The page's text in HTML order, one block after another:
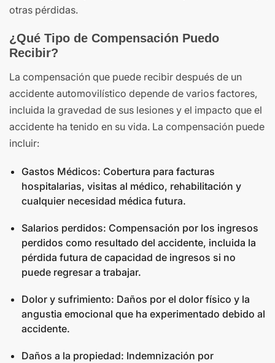
otras pérdidas.
¿Qué Tipo de Compensación Puedo
Recibir?
La compensación que puede recibir después de un
accidente automovilístico depende de varios factores,
incluida la gravedad de sus lesiones y el impacto que el
accidente ha tenido en su vida. La compensación puede
incluir:
Gastos Médicos: Cobertura para facturas
hospitalarias, visitas al médico, rehabilitación y
cualquier necesidad médica futura.
Salarios perdidos: Compensación por los ingresos
perdidos como resultado del accidente, incluida la
pérdida futura de capacidad de ingresos si no
puede regresar a trabajar.
Dolor y sufrimiento: Daños por el dolor físico y la
angustia emocional que ha experimentado debido al
accidente.
Daños a la propiedad: Indemnización por